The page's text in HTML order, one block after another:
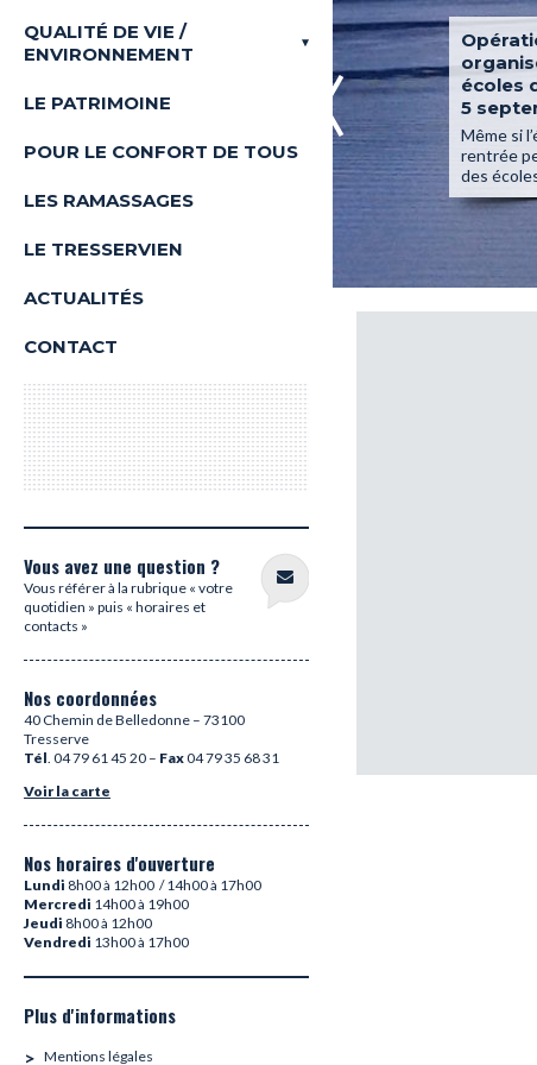
Les Réalisations
QUALITÉ DE VIE /
ENVIRONNEMENT
Les Réalisations
Projets à l’étude
LE PATRIMOINE
POUR LE CONFORT DE TOUS
LES RAMASSAGES
LE TRESSERVIEN
ACTUALITÉS
CONTACT
Vous avez une question ?
Vous référer à la rubrique « votre
quotidien » puis « horaires et
contacts »
Nos coordonnées
40 Chemin de Belledonne – 73100
Tresserve
Tél. 04 79 61 45 20 – Fax04 79 35 68 31
Voir la carte
Nos horaires d'ouverture
Lundi 8h00 à 12h00 / 14h00 à 17h00
Mercredi 14h00 à 19h00
Jeudi 8h00 à 12h00
Vendredi 13h00 à 17h00
Plus d'informations
Mentions légales
à
Réunion publique
d’information sur les nuisibles,
Réunion publique d’information sur les
nuisibles Frelon asiatique, moustique
tigre, chenille processionnaire,
EN SAVOIR +
écoles
5
Même si
rentrée
des